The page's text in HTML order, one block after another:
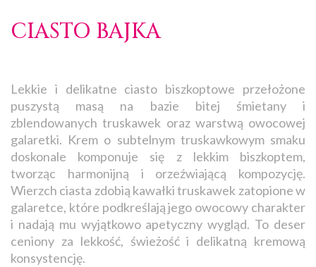
CIASTO BAJKA
Lekkie i delikatne ciasto biszkoptowe przełożone
puszystą masą na bazie bitej śmietany i
zblendowanych truskawek oraz warstwą owocowej
galaretki. Krem o subtelnym truskawkowym smaku
doskonale komponuje się z lekkim biszkoptem,
tworząc harmonijną i orzeźwiającą kompozycję.
Wierzch ciasta zdobią kawałki truskawek zatopione w
galaretce, które podkreślają jego owocowy charakter
i nadają mu wyjątkowo apetyczny wygląd. To deser
ceniony za lekkość, świeżość i delikatną kremową
konsystencję.